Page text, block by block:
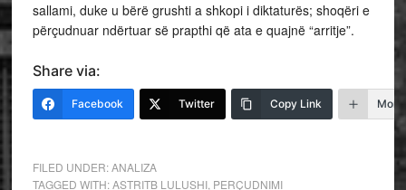
sallami, duke u bërë grushti a shkopi i diktaturës; shoqëri e
përçudnuar ndërtuar së prapthi që ata e quajnë “arritje”.
Share via:
Facebook Twitter Copy Link More
FILED UNDER:ANALIZA
TAGGED WITH:ASTRITB LULUSHI, PERÇUDNIMI